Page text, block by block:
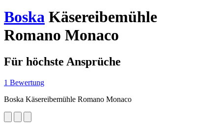
Boska Käsereibemühle
Romano Monaco
Für höchste Ansprüche
1 Bewertung
Boska Käsereibemühle Romano Monaco